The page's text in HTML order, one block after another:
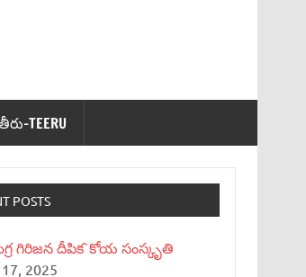
TEERU
POSTS
గిరిజన దీపిక`కోయ సంస్కృతి
2025